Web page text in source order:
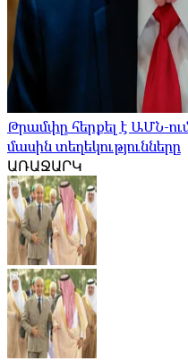
Թրամփը հերքել է ԱՄՆ-
մասին տեղեկությունները
ԱՌԱՋԱՐԿ